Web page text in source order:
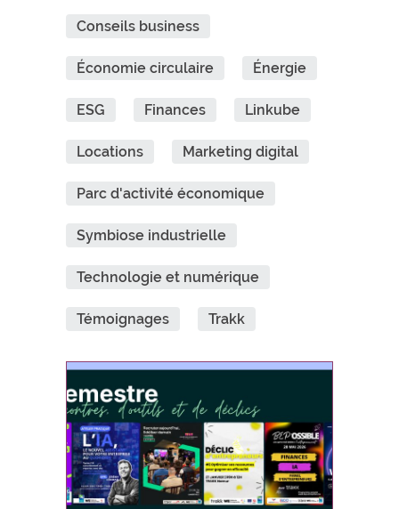
Conseils business
Économie circulaire Énergie
ESG Finances Linkube
Locations Marketing digital
Parc d'activité économique
Symbiose industrielle
Technologie et numérique
Témoignages Trakk